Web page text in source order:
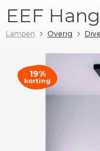
EEF
Lampen Overig
19%
korting